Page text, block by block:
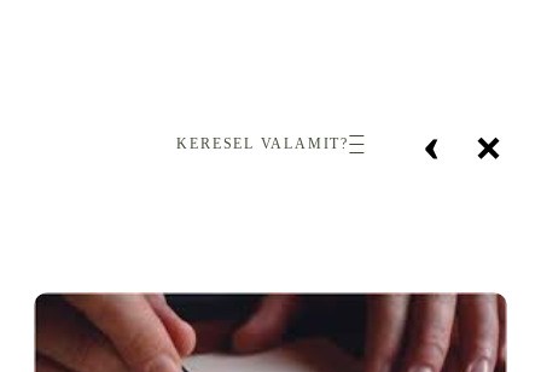
‹ ×
KERESEL VALAMIT?